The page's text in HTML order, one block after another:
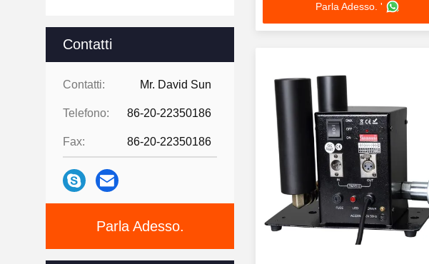
Contatti
Contatti: Mr. David Sun
Telefono: 86-20-22350186
Fax: 86-20-22350186
Parla Adesso.
Parla Adesso. '